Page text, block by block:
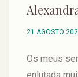
21 AGOSTO
Os meus